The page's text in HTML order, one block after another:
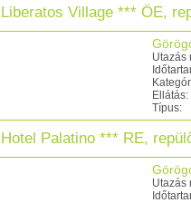
Liberatos Village *** ÖE,
Utazás
Ellátás:
Típus:
Hotel Palatino *** RE,
Utazás